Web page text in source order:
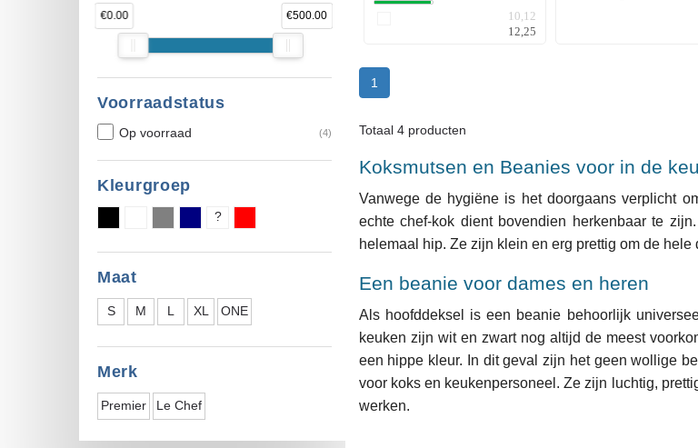
10,12
12,25
1
Totaal 4 producten
Koksmutsen en Beanies voor in de
Vanwege de hygiëne is het doorgaans verplicht
echte chef-kok dient bovendien herkenbaar te
helemaal hip. Ze zijn klein en erg prettig om de hele
Een beanie voor dames en heren
Als hoofddeksel is een beanie behoorlijk
keuken zijn wit en zwart nog altijd de meest
een hippe kleur. In dit geval zijn het geen wollige
voor koks en keukenpersoneel. Ze zijn luchtig,
werken.
€0.00 €500.00
Voorraadstatus
Op voorraad (4)
Kleurgroep
?
Meer
Maat
Meer
S M L XL ONE
Merk
Premier Le Chef